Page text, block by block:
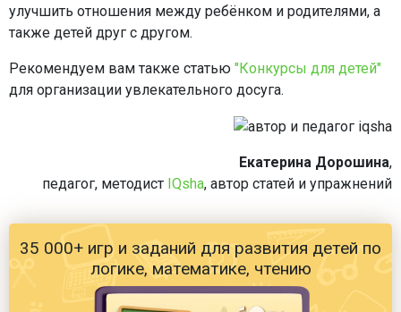
улучшить отношения между ребёнком и родителями, а
также детей друг с другом.
Рекомендуем вам также статью "Конкурсы для детей"
для организации увлекательного досуга.
Екатерина Дорошина,
педагог, методист IQsha, автор статей и упражнений
35 000+ игр и заданий для развития детей по
логике, математике, чтению